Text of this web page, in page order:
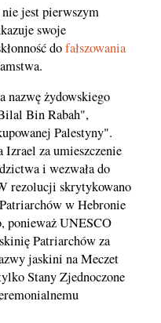
jest pierwszym
swoje
dofałszowania
nazwę żydowskiego
Bin Rabah",
Palestyny".
Izrael za umieszczenie
i wezwała do
rezolucji skrytykowano
w Hebronie
ponieważ UNESCO
Patriarchów za
jaskini na Meczet
Stany Zjednoczone